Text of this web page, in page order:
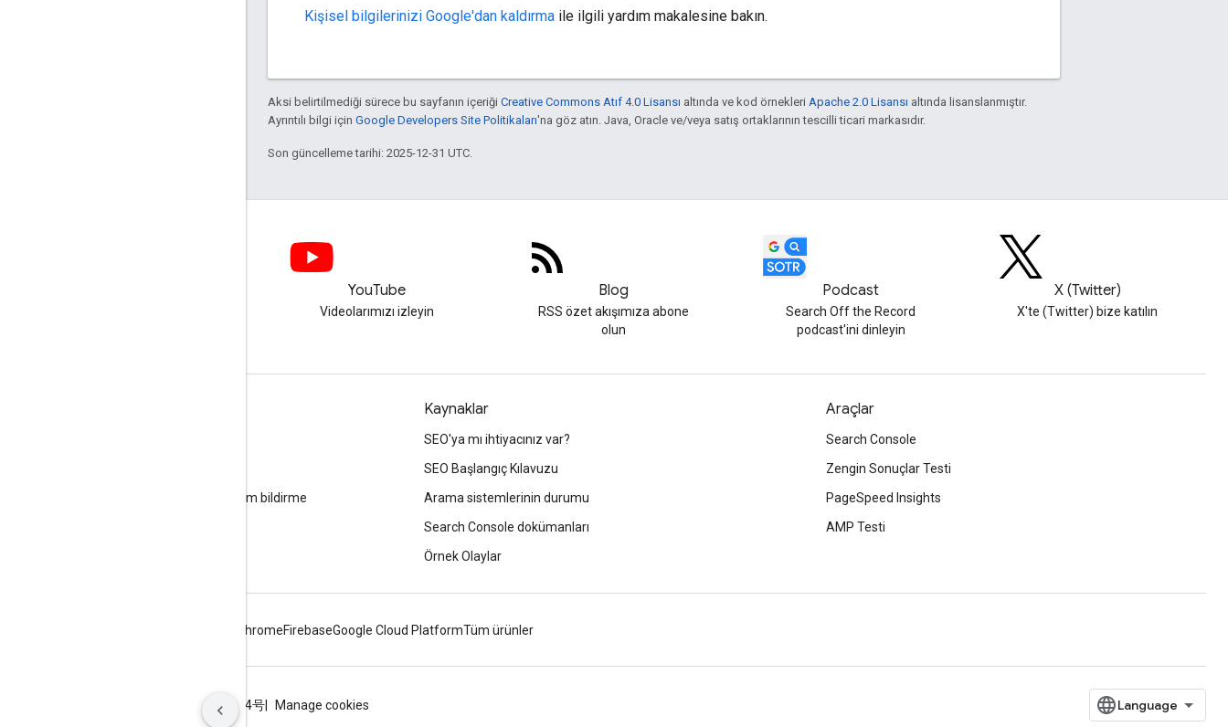
Kişisel bilgilerinizi Google'dan kaldırma ile ilgili yardım makalesine bakın.
Aksi belirtilmediği sürece bu sayfanın içeriği Creative Commons Atıf 4.0 Lisansı altında ve kod örnekleri Apache 2.0 Lisansı altında lisanslanmıştır.
Ayrıntılı bilgi için Google Developers Site Politikaları'na göz atın. Java, Oracle ve/veya satış ortaklarının tescilli ticari markasıdır.
Son güncelleme tarihi: 2025-12-31 UTC.
YouTube
Videolarımızı izleyin
Blog
RSS özet akışımıza abone
olun
Podcast
Search Off the Record
podcast'ini dinleyin
X (Twitter)
X'te (Twitter) bize katılın
Spam, kimlik avı veya kötü amaçlı yazılım bildirme
Kaynaklar
SEO'ya mı ihtiyacınız var?
SEO Başlangıç Kılavuzu
Arama sistemlerinin durumu
Search Console dokümanları
Örnek Olaylar
Araçlar
Search Console
Zengin Sonuçlar Testi
PageSpeed Insights
AMP Testi
ChromeFirebaseGoogle Cloud PlatformTüm ürünler
ICP证合字B2-20070004号 Manage cookies